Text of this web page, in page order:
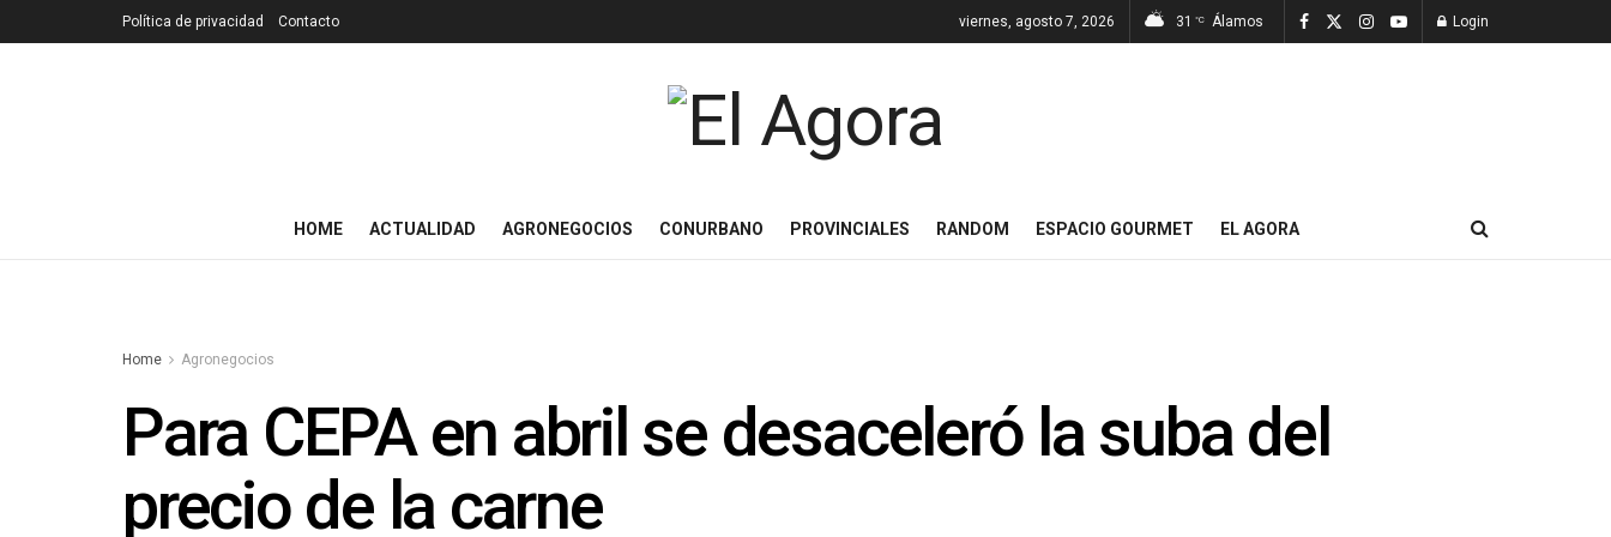
Política de privacidad Contacto viernes, agosto 7, 2026 31 °C Álamos Login
HOME ACTUALIDAD AGRONEGOCIOS CONURBANO PROVINCIALES RANDOM ESPACIO GOURMET EL AGORA
Home Agronegocios
Para CEPA en abril se desaceleró la suba del
precio de la carne